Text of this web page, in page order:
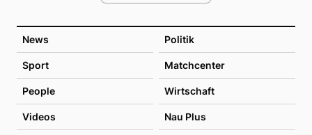
News Politik
Sport Matchcenter
People Wirtschaft
Videos Nau Plus